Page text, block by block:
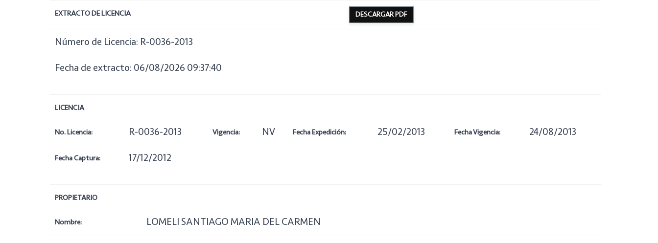
EXTRACTO DE LICENCIA DESCARGAR PDF
Número de Licencia: R-0036-2013
Fecha de extracto: 06/08/2026 09:37:40
LICENCIA
No. Licencia: R-0036-2013 Vigencia: NV Fecha Expedición: 25/02/2013 Fecha Vigencia: 24/08/2013
Fecha Captura: 17/12/2012
PROPIETARIO
Nombre: LOMELI SANTIAGO MARIA DEL CARMEN